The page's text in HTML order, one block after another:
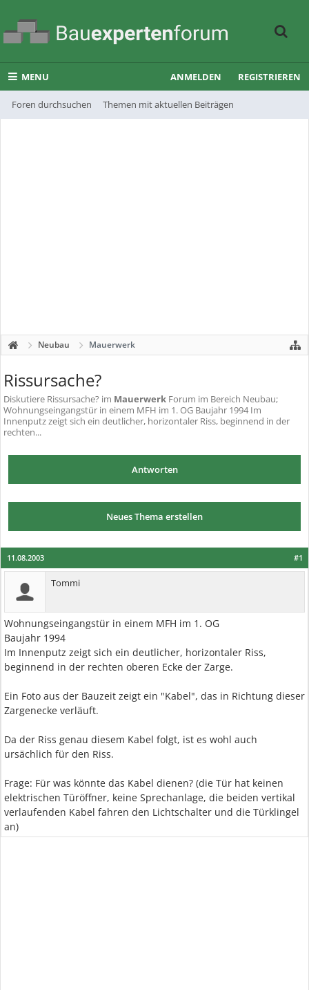
MENU
Foren durchsuchen Themen mit aktuellen Beiträgen
ANMELDEN REGISTRIEREN
Neubau Mauerwerk
Rissursache?
Diskutiere Rissursache? im Mauerwerk Forum im Bereich Neubau;
Wohnungseingangstür in einem MFH im 1. OG Baujahr 1994 Im
Innenputz zeigt sich ein deutlicher, horizontaler Riss, beginnend in der
rechten...
Antworten
Neues Thema erstellen
#1
11.08.2003
Tommi
Wohnungseingangstür in einem MFH im 1. OG
Baujahr 1994
Im Innenputz zeigt sich ein deutlicher, horizontaler Riss,
beginnend in der rechten oberen Ecke der Zarge.
Ein Foto aus der Bauzeit zeigt ein "Kabel", das in Richtung dieser
Zargenecke verläuft.
Da der Riss genau diesem Kabel folgt, ist es wohl auch
ursächlich für den Riss.
Frage: Für was könnte das Kabel dienen? (die Tür hat keinen
elektrischen Türöffner, keine Sprechanlage, die beiden vertikal
verlaufenden Kabel fahren den Lichtschalter und die Türklingel
an)